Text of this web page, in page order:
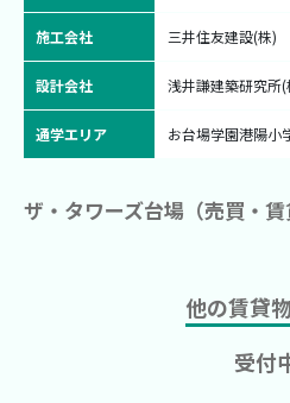
施工会社 三井住友建設(株)
設計会社 浅井謙建築研究所(
通学エリア お台場学園港陽小
ザ・タワーズ台場（売買・賃
他の賃貸
受付